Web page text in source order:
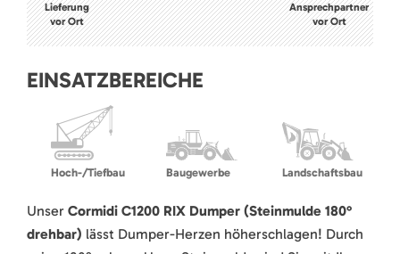
Lieferung
vor Ort
Ansprechpartner
vor Ort
EINSATZBEREICHE
Hoch-/Tiefbau Baugewerbe Landschaftsbau
Unser Cormidi C1200 RIX Dumper (Steinmulde 180°
drehbar) lässt Dumper-Herzen höherschlagen! Durch